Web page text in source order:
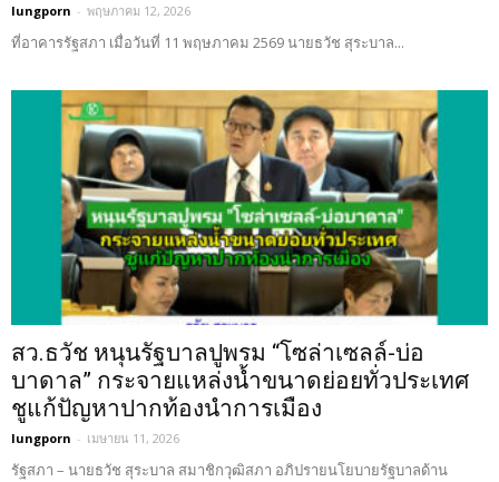
lungporn - พฤษภาคม 12, 2026
ที่อาคารรัฐสภา เมื่อวันที่ 11 พฤษภาคม 2569 นายธวัช สุระบาล...
สว.ธวัช หนุนรัฐบาลปูพรม “โซล่าเซลล์-บ่อ
บาดาล” กระจายแหล่งน้ำขนาดย่อยทั่วประเทศ
ชูแก้ปัญหาปากท้องนำการเมือง
lungporn - เมษายน 11, 2026
รัฐสภา – นายธวัช สุระบาล สมาชิกวุฒิสภา อภิปรายนโยบายรัฐบาลด้าน